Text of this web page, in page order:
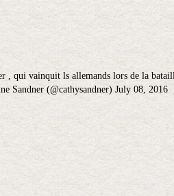
, qui vainquit ls allemands lors de la
(@cathysandner) July 08, 2016